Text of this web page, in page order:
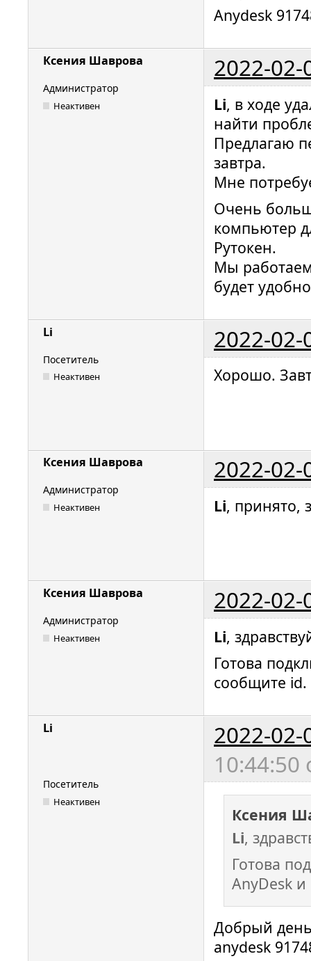
Anydesk
Ксения Шаврова 2022-02-
Администратор
Неактивен Li, в ходе
найти
Предлагаю
завтра.
Мне
Очень
компьютер
Рутокен.
Мы
будет
Li 2022-02-
Посетитель
Неактивен Хорошо.
Ксения Шаврова 2022-02-
Администратор
Неактивен Li, принято,
Ксения Шаврова 2022-02-
Администратор
Неактивен Li,
Готова
сообщите id.
Li
2022-02-
10:44:50
Посетитель
Неактивен
Ксения
Li,
Готова
AnyDesk
Добрый
anydesk